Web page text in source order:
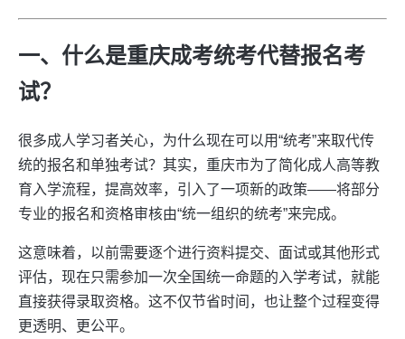
一、什么是重庆成考统考代替报名考
试？
很多成人学习者关心，为什么现在可以用“统考”来取代传
统的报名和单独考试？其实，重庆市为了简化成人高等教
育入学流程，提高效率，引入了一项新的政策——将部分
专业的报名和资格审核由“统一组织的统考”来完成。
这意味着，以前需要逐个进行资料提交、面试或其他形式
评估，现在只需参加一次全国统一命题的入学考试，就能
直接获得录取资格。这不仅节省时间，也让整个过程变得
更透明、更公平。